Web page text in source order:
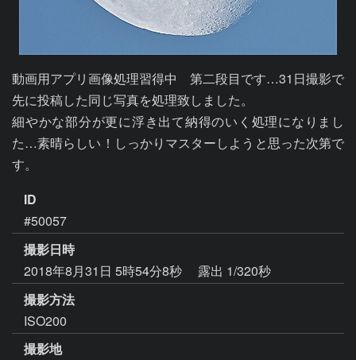
動画用アプリ画像処理習得中　第二段目です…31日撮影で
先に投稿した同じ写真を処理致しました。
細やかな部分が更に浮き出て納得のいく処理になりまし
た…素晴らしい！しっかりマスターしようと思った次第で
す。
ID
#50057
撮影日時
2018年8月31日 5時54分8秒
露出 1/320秒
撮影方法
ISO200
撮影地